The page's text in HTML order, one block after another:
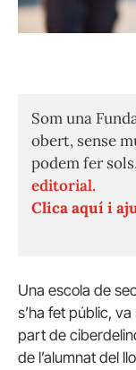
Som una
obert, sense
podem fer
editorial.
Clica aquí i
Una escola de
s’ha fet públic,
part de
de l’alumnat del